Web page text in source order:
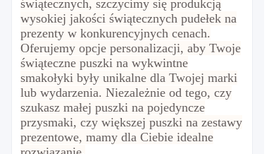
świątecznych, szczycimy się produkcją
wysokiej jakości świątecznych pudełek na
prezenty w konkurencyjnych cenach.
Oferujemy opcje personalizacji, aby Twoje
świąteczne puszki na wykwintne
smakołyki były unikalne dla Twojej marki
lub wydarzenia. Niezależnie od tego, czy
szukasz małej puszki na pojedyncze
przysmaki, czy większej puszki na zestawy
prezentowe, mamy dla Ciebie idealne